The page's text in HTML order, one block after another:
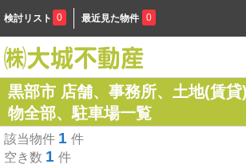
検討リスト 0 最近見た物件 0
黒部市 店舗、事務所、土地(賃
物全部、駐車場一覧
該当物件 1 件
空き数 1 件